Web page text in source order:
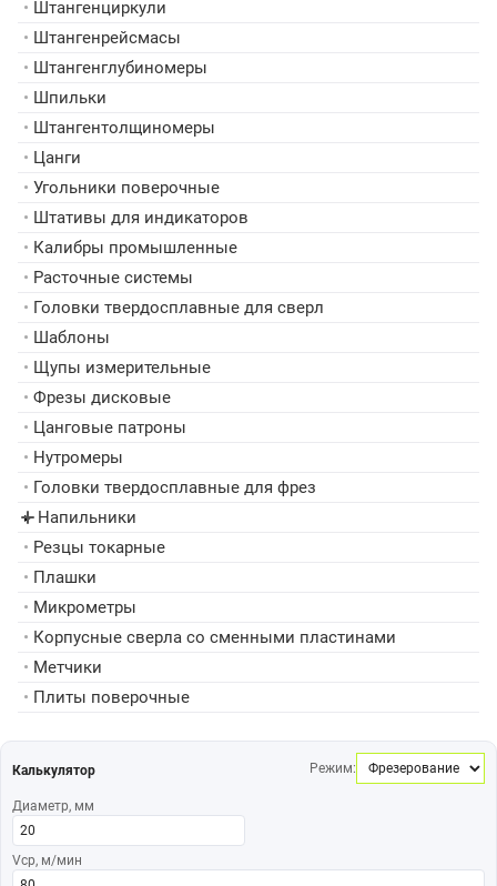
• Штангенциркули
• Штангенрейсмасы
• Штангенглубиномеры
• Шпильки
• Штангентолщиномеры
• Цанги
• Угольники поверочные
• Штативы для индикаторов
• Калибры промышленные
• Расточные системы
• Головки твердосплавные для сверл
• Шаблоны
• Щупы измерительные
• Фрезы дисковые
• Цанговые патроны
• Нутромеры
• Головки твердосплавные для фрез
▸ Напильники
• Резцы токарные
• Плашки
• Микрометры
• Корпусные сверла со сменными пластинами
• Метчики
• Плиты поверочные
Калькулятор Режим:
Диаметр, мм
Vср, м/мин